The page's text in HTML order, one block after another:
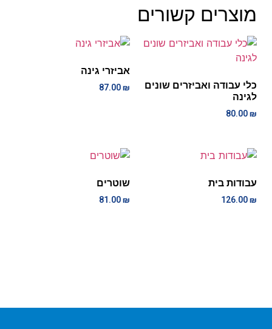
מוצרים קשורים
כלי עבודה ואביזרים שונים
לגינה
80.00₪
אביזרי גינה
87.00₪
עבודות בית
126.00₪
שוטרים
81.00₪